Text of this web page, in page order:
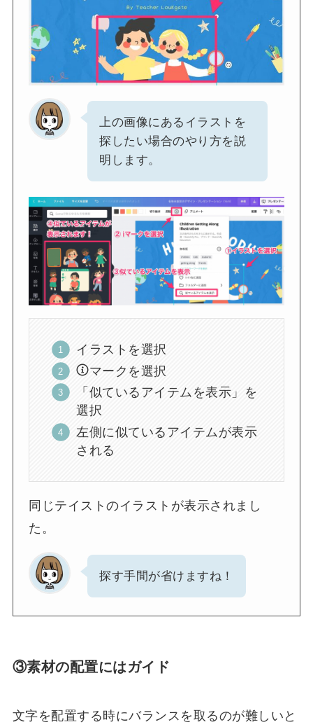
上の画像にあるイラストを
探したい場合のやり方を説
明します。
イラストを選択
マークを選択
「似ているアイテムを表示」を
選択
左側に似ているアイテムが表示
される
同じテイストのイラストが表示されまし
た。
探す手間が省けますね！
③素材の配置にはガイド
文字を配置する時にバランスを取るのが難しいと